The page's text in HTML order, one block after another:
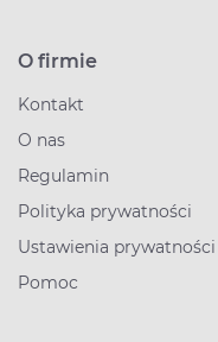
O firmie
Kontakt
O nas
Regulamin
Polityka prywatności
Ustawienia prywatności
Pomoc